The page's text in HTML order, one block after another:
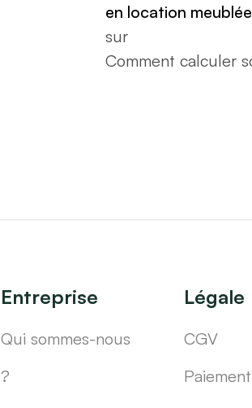
en location
sur
Comment calculer
Entreprise
Qui sommes-nous
?
Légale
CGV